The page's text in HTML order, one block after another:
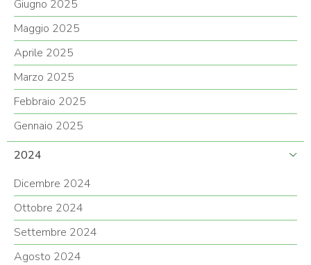
Giugno 2025
Maggio 2025
Aprile 2025
Marzo 2025
Febbraio 2025
Gennaio 2025
2024
Dicembre 2024
Ottobre 2024
Settembre 2024
Agosto 2024